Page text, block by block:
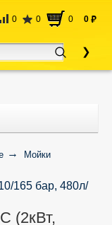
0 0 0 0 руб
Мойки
165 бар, 480л/
(2кВт,